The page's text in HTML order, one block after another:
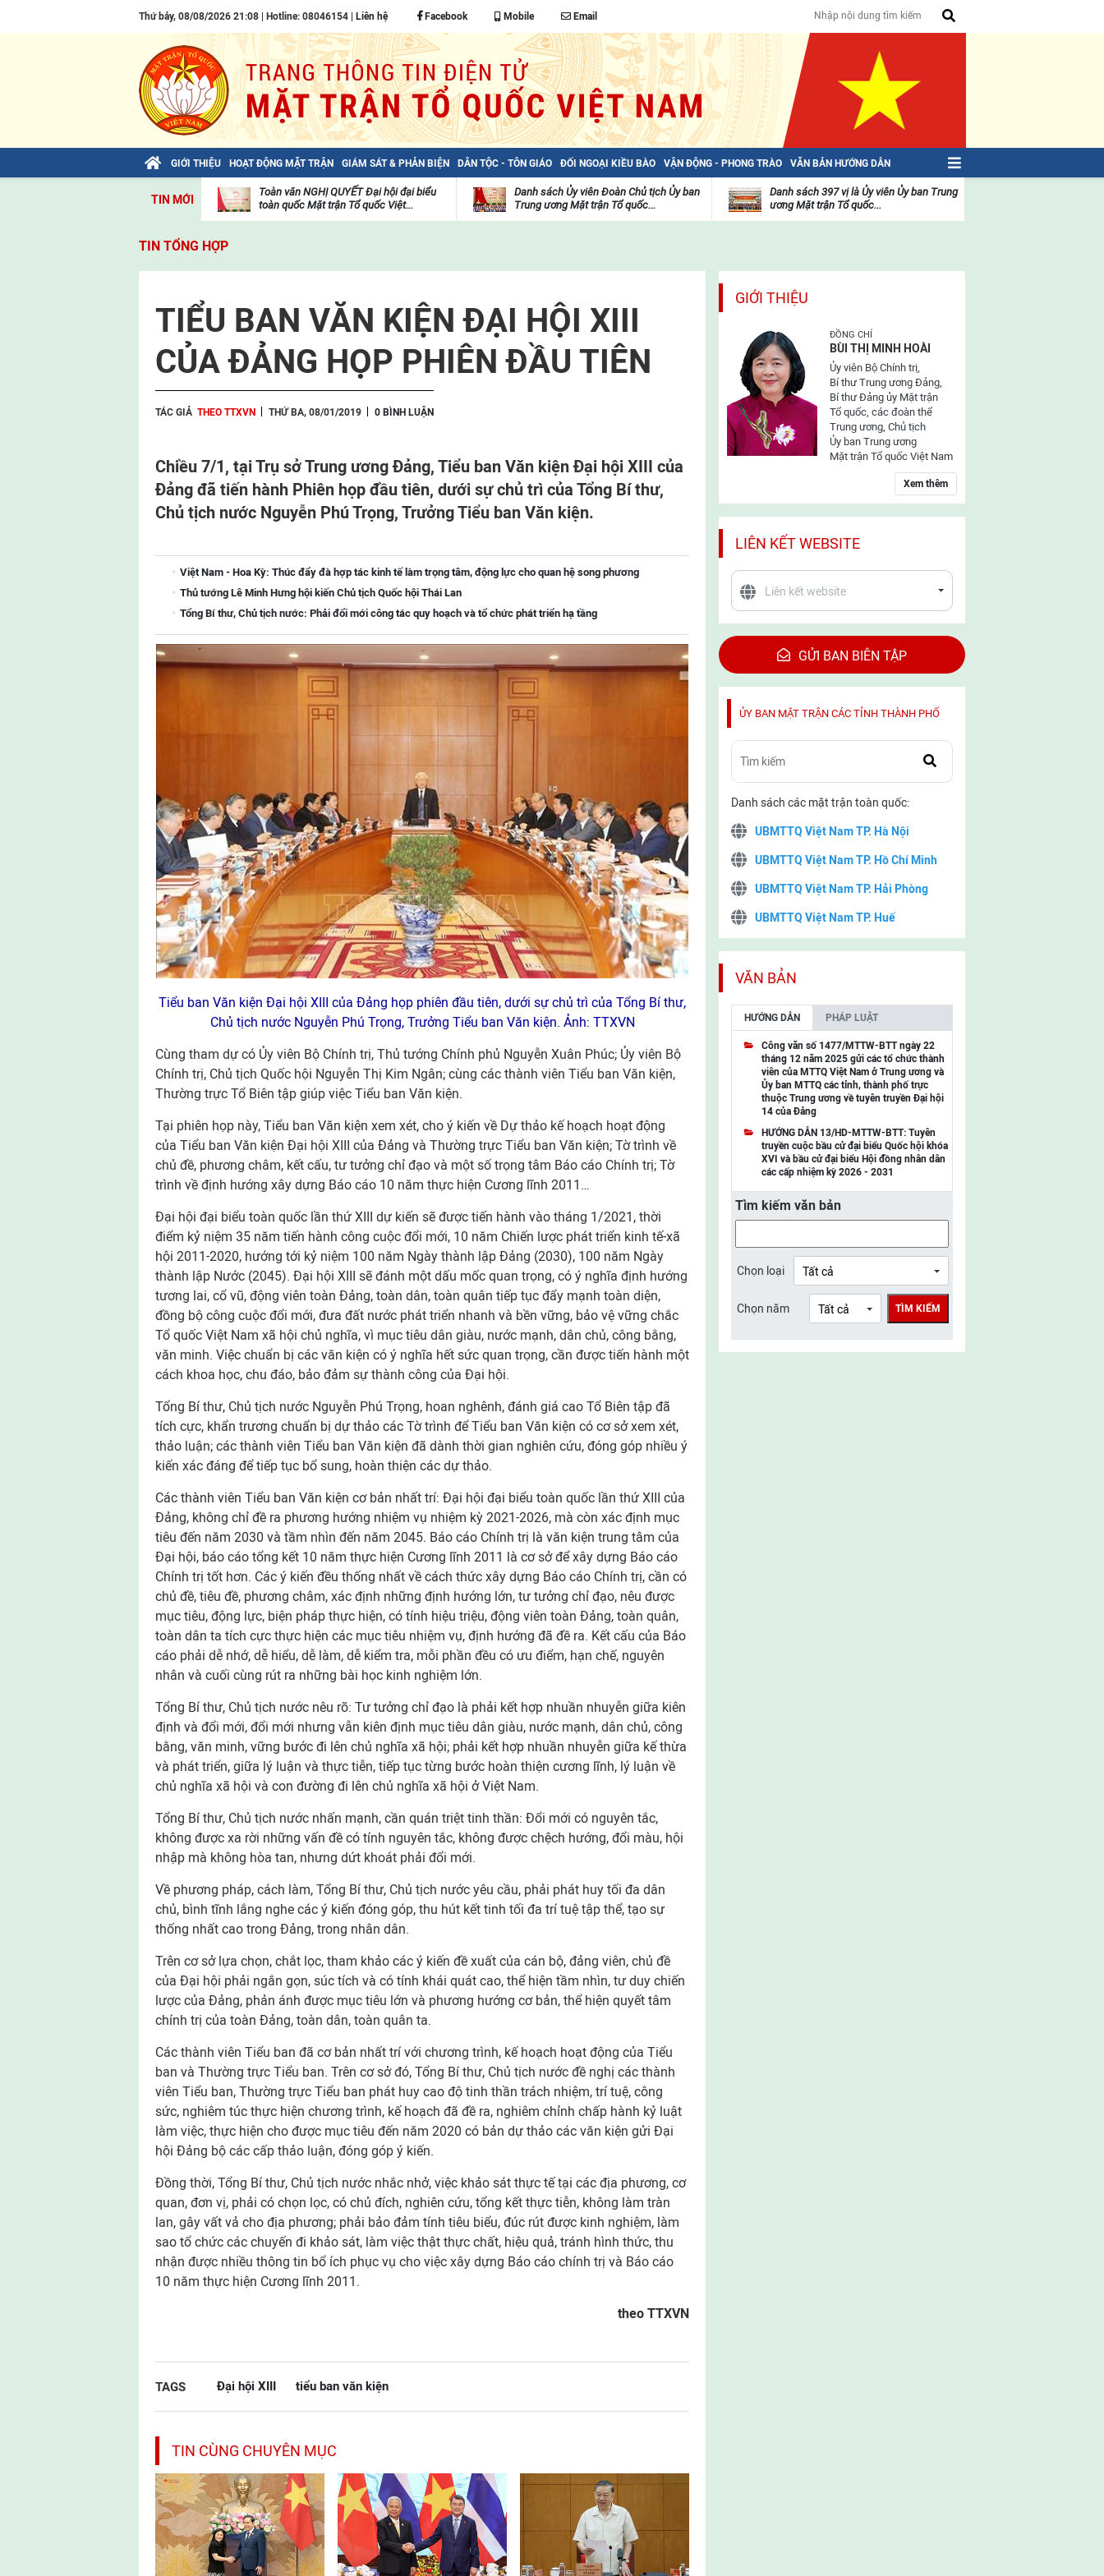
Thứ bảy, 08/08/2026 21:08 | Hotline: 08046154 | Liên hệ Facebook Mobile Email
GIỚI THIỆU HOẠT ĐỘNG MẶT TRẬN GIÁM SÁT & PHẢN BIỆN DÂN TỘC - TÔN GIÁO ĐỐI NGOẠI KIỀU BÀO VẬN ĐỘNG - PHONG TRÀO VĂN BẢN HƯỚNG DẪN
TIN MỚI
Ủy ban Trung ương MTTQ Việt Nam ban
hành Kế hoạch triển khai Chương trình...
động
mặt
Toàn văn NGHỊ QUYẾT Đại hội đại biểu
toàn quốc Mặt trận Tổ quốc Việt...
mặt
Danh sách Ủy viên Đoàn Chủ tịch Ủy ban
Trung ương Mặt trận Tổ quốc...
mặt
trận
Danh sách 397 vị là Ủy viên Ủy ban Trung
ương Mặt trận Tổ quốc...
TIN TỔNG HỢP
TIỂU BAN VĂN KIỆN ĐẠI HỘI XIII
CỦA ĐẢNG HỌP PHIÊN ĐẦU TIÊN
TÁC GIẢ THEO TTXVN THỨ BA, 08/01/2019 0 BÌNH LUẬN
Chiều 7/1, tại Trụ sở Trung ương Đảng, Tiểu ban Văn kiện Đại hội XIII của
Đảng đã tiến hành Phiên họp đầu tiên, dưới sự chủ trì của Tổng Bí thư,
Chủ tịch nước Nguyễn Phú Trọng, Trưởng Tiểu ban Văn kiện.
Việt Nam - Hoa Kỳ: Thúc đẩy đà hợp tác kinh tế làm trọng tâm, động lực cho quan hệ song phương
Thủ tướng Lê Minh Hưng hội kiến Chủ tịch Quốc hội Thái Lan
Tổng Bí thư, Chủ tịch nước: Phải đổi mới công tác quy hoạch và tổ chức phát triển hạ tầng
Tiểu ban Văn kiện Đại hội XIII của Đảng họp phiên đầu tiên, dưới sự chủ trì của Tổng Bí thư,
Chủ tịch nước Nguyễn Phú Trọng, Trưởng Tiểu ban Văn kiện. Ảnh: TTXVN
Cùng tham dự có Ủy viên Bộ Chính trị, Thủ tướng Chính phủ Nguyễn Xuân Phúc; Ủy viên Bộ
Chính trị, Chủ tịch Quốc hội Nguyễn Thị Kim Ngân; cùng các thành viên Tiểu ban Văn kiện,
Thường trực Tổ Biên tập giúp việc Tiểu ban Văn kiện.
Tại phiên họp này, Tiểu ban Văn kiện xem xét, cho ý kiến về Dự thảo kế hoạch hoạt động
của Tiểu ban Văn kiện Đại hội XIII của Đảng và Thường trực Tiểu ban Văn kiện; Tờ trình về
chủ đề, phương châm, kết cấu, tư tưởng chỉ đạo và một số trọng tâm Báo cáo Chính trị; Tờ
trình về định hướng xây dựng Báo cáo 10 năm thực hiện Cương lĩnh 2011…
Đại hội đại biểu toàn quốc lần thứ XIII dự kiến sẽ được tiến hành vào tháng 1/2021, thời
điểm kỷ niệm 35 năm tiến hành công cuộc đổi mới, 10 năm Chiến lược phát triển kinh tế-xã
hội 2011-2020, hướng tới kỷ niệm 100 năm Ngày thành lập Đảng (2030), 100 năm Ngày
thành lập Nước (2045). Đại hội XIII sẽ đánh một dấu mốc quan trọng, có ý nghĩa định hướng
tương lai, cổ vũ, động viên toàn Đảng, toàn dân, toàn quân tiếp tục đẩy mạnh toàn diện,
đồng bộ công cuộc đổi mới, đưa đất nước phát triển nhanh và bền vững, bảo vệ vững chắc
Tổ quốc Việt Nam xã hội chủ nghĩa, vì mục tiêu dân giàu, nước mạnh, dân chủ, công bằng,
văn minh. Việc chuẩn bị các văn kiện có ý nghĩa hết sức quan trọng, cần được tiến hành một
cách khoa học, chu đáo, bảo đảm sự thành công của Đại hội.
Tổng Bí thư, Chủ tịch nước Nguyễn Phú Trọng, hoan nghênh, đánh giá cao Tổ Biên tập đã
tích cực, khẩn trương chuẩn bị dự thảo các Tờ trình để Tiểu ban Văn kiện có cơ sở xem xét,
thảo luận; các thành viên Tiểu ban Văn kiện đã dành thời gian nghiên cứu, đóng góp nhiều ý
kiến xác đáng để tiếp tục bổ sung, hoàn thiện các dự thảo.
Các thành viên Tiểu ban Văn kiện cơ bản nhất trí: Đại hội đại biểu toàn quốc lần thứ XIII của
Đảng, không chỉ đề ra phương hướng nhiệm vụ nhiệm kỳ 2021-2026, mà còn xác định mục
tiêu đến năm 2030 và tầm nhìn đến năm 2045. Báo cáo Chính trị là văn kiện trung tâm của
Đại hội, báo cáo tổng kết 10 năm thực hiện Cương lĩnh 2011 là cơ sở để xây dựng Báo cáo
Chính trị tốt hơn. Các ý kiến đều thống nhất về cách thức xây dựng Báo cáo Chính trị, cần có
chủ đề, tiêu đề, phương châm, xác định những định hướng lớn, tư tưởng chỉ đạo, nêu được
mục tiêu, động lực, biện pháp thực hiện, có tính hiệu triệu, động viên toàn Đảng, toàn quân,
toàn dân ta tích cực thực hiện các mục tiêu nhiệm vụ, định hướng đã đề ra. Kết cấu của Báo
cáo phải dễ nhớ, dễ hiểu, dễ làm, dễ kiểm tra, mỗi phần đều có ưu điểm, hạn chế, nguyên
nhân và cuối cùng rút ra những bài học kinh nghiệm lớn.
Tổng Bí thư, Chủ tịch nước nêu rõ: Tư tưởng chỉ đạo là phải kết hợp nhuần nhuyễn giữa kiên
định và đổi mới, đổi mới nhưng vẫn kiên định mục tiêu dân giàu, nước mạnh, dân chủ, công
bằng, văn minh, vững bước đi lên chủ nghĩa xã hội; phải kết hợp nhuần nhuyễn giữa kế thừa
và phát triển, giữa lý luận và thực tiễn, tiếp tục từng bước hoàn thiện cương lĩnh, lý luận về
chủ nghĩa xã hội và con đường đi lên chủ nghĩa xã hội ở Việt Nam.
Tổng Bí thư, Chủ tịch nước nhấn mạnh, cần quán triệt tinh thần: Đổi mới có nguyên tắc,
không được xa rời những vấn đề có tính nguyên tắc, không được chệch hướng, đổi màu, hội
nhập mà không hòa tan, nhưng dứt khoát phải đổi mới.
Về phương pháp, cách làm, Tổng Bí thư, Chủ tịch nước yêu cầu, phải phát huy tối đa dân
chủ, bình tĩnh lắng nghe các ý kiến đóng góp, thu hút kết tinh tối đa trí tuệ tập thể, tạo sự
thống nhất cao trong Đảng, trong nhân dân.
Trên cơ sở lựa chọn, chắt lọc, tham khảo các ý kiến đề xuất của cán bộ, đảng viên, chủ đề
của Đại hội phải ngắn gọn, súc tích và có tính khái quát cao, thể hiện tầm nhìn, tư duy chiến
lược của Đảng, phản ánh được mục tiêu lớn và phương hướng cơ bản, thể hiện quyết tâm
chính trị của toàn Đảng, toàn dân, toàn quân ta.
Các thành viên Tiểu ban đã cơ bản nhất trí với chương trình, kế hoạch hoạt động của Tiểu
ban và Thường trực Tiểu ban. Trên cơ sở đó, Tổng Bí thư, Chủ tịch nước đề nghị các thành
viên Tiểu ban, Thường trực Tiểu ban phát huy cao độ tinh thần trách nhiệm, trí tuệ, công
sức, nghiêm túc thực hiện chương trình, kế hoạch đã đề ra, nghiêm chỉnh chấp hành kỷ luật
làm việc, thực hiện cho được mục tiêu đến năm 2020 có bản dự thảo các văn kiện gửi Đại
hội Đảng bộ các cấp thảo luận, đóng góp ý kiến.
Đồng thời, Tổng Bí thư, Chủ tịch nước nhắc nhở, việc khảo sát thực tế tại các địa phương, cơ
quan, đơn vị, phải có chọn lọc, có chủ đích, nghiên cứu, tổng kết thực tiễn, không làm tràn
lan, gây vất vả cho địa phương; phải bảo đảm tính tiêu biểu, đúc rút được kinh nghiệm, làm
sao tổ chức các chuyến đi khảo sát, làm việc thật thực chất, hiệu quả, tránh hình thức, thu
nhận được nhiều thông tin bổ ích phục vụ cho việc xây dựng Báo cáo chính trị và Báo cáo
10 năm thực hiện Cương lĩnh 2011.
theo TTXVN
TAGS Đại hội XIII tiểu ban văn kiện
TIN CÙNG CHUYÊN MỤC
GIỚI THIỆU
ĐỒNG CHÍ
BÙI THỊ MINH HOÀI
Ủy viên Bộ Chính trị,
Bí thư Trung ương Đảng,
Bí thư Đảng ủy Mặt trận
Tổ quốc, các đoàn thể
Trung ương, Chủ tịch
Ủy ban Trung ương
Mặt trận Tổ quốc Việt Nam
Xem thêm
LIÊN KẾT WEBSITE
GỬI BAN BIÊN TẬP
ỦY BAN MẶT TRẬN CÁC TỈNH THÀNH PHỐ
Danh sách các mặt trận toàn quốc:
UBMTTQ Việt Nam TP. Hà Nội
UBMTTQ Việt Nam TP. Hồ Chí Minh
UBMTTQ Việt Nam TP. Hải Phòng
UBMTTQ Việt Nam TP. Huế
UBMTTQ Việt Nam TP. Cần Thơ
UBMTTQ Việt Nam tỉnh Quảng Ninh
UBMTTQ Việt Nam tỉnh Cao Bằng
UBMTTQ Việt Nam tỉnh Lạng Sơn
UBMTTQ Việt Nam tỉnh Lai Châu
UBMTTQ Việt Nam tỉnh Điện Biên
UBMTTQ Việt Nam tỉnh Sơn La
UBMTTQ Việt Nam tỉnh Thanh Hóa
UBMTTQ Việt Nam tỉnh Nghệ An
UBMTTQ Việt Nam tỉnh Lào Cai
UBMTTQ Việt Nam tỉnh Thái Nguyên
VĂN BẢN
HƯỚNG DẪN PHÁP LUẬT
Công văn số 1477/MTTW-BTT ngày 22
tháng 12 năm 2025 gửi các tổ chức thành
viên của MTTQ Việt Nam ở Trung ương và
Ủy ban MTTQ các tỉnh, thành phố trực
thuộc Trung ương về tuyên truyền Đại hội
14 của Đảng
HƯỚNG DẪN 13/HD-MTTW-BTT: Tuyên
truyền cuộc bầu cử đại biểu Quốc hội khóa
XVI và bầu cử đại biểu Hội đồng nhân dân
các cấp nhiệm kỳ 2026 - 2031
Tìm kiếm văn bản
Chọn loại
Chọn năm TÌM KIẾM